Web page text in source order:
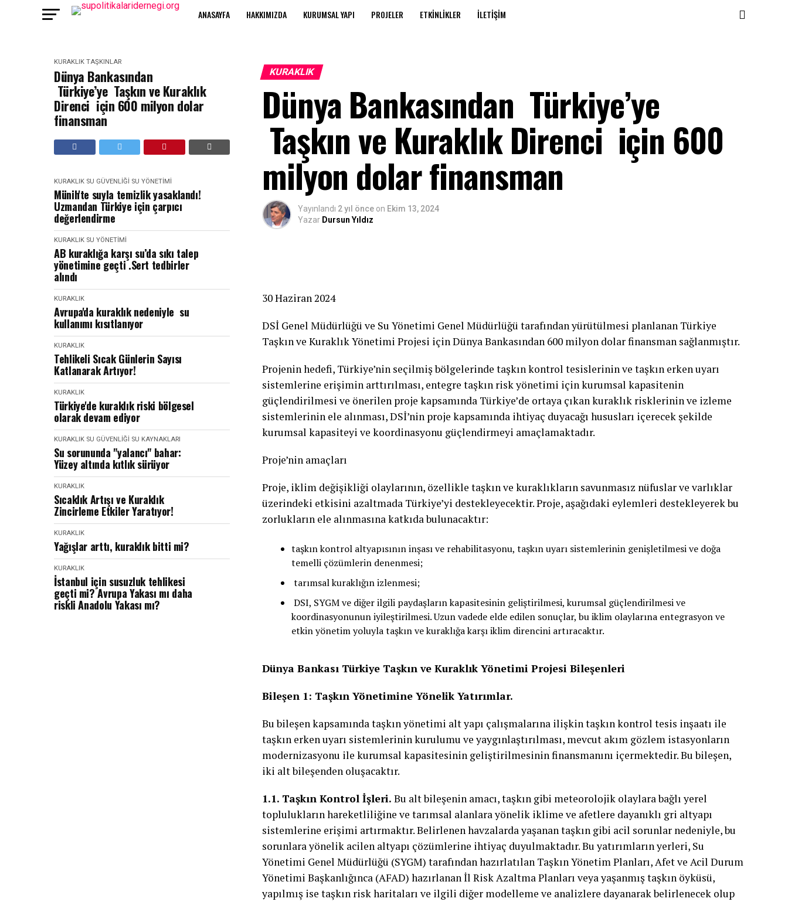
ANASAYFA HAKKIMIZDA KURUMSAL YAPI PROJELER ETKINLIKLER İLETIŞIM
KURAKLIK TAŞKINLAR
Dünya Bankasından
Türkiye’ye Taşkın ve Kuraklık
Direnci için 600 milyon dolar
finansman
KURAKLIK SU GÜVENLIĞI SU YÖNETIMI
Münih'te suyla temizlik yasaklandı!
Uzmandan Türkiye için çarpıcı
değerlendirme
KURAKLIK SU YÖNETIMI
AB kuraklığa karşı su’da sıkı talep
yönetimine geçti .Sert tedbirler
alındı
KURAKLIK
Avrupa'da kuraklık nedeniyle su
kullanımı kısıtlanıyor
KURAKLIK
Tehlikeli Sıcak Günlerin Sayısı
Katlanarak Artıyor!
KURAKLIK
Türkiye'de kuraklık riski bölgesel
olarak devam ediyor
KURAKLIK SU GÜVENLIĞI SU KAYNAKLARI
Su sorununda "yalancı" bahar:
Yüzey altında kıtlık sürüyor
KURAKLIK
Sıcaklık Artışı ve Kuraklık
Zincirleme Etkiler Yaratıyor!
KURAKLIK
Yağışlar arttı, kuraklık bitti mi?
KURAKLIK
İstanbul için susuzluk tehlikesi
geçti mi? Avrupa Yakası mı daha
riskli Anadolu Yakası mı?
KURAKLIK
Dünya Bankasından Türkiye’ye
Taşkın ve Kuraklık Direnci için 600
milyon dolar finansman
Yayınlandı 2 yıl önce on Ekim 13, 2024
Yazar Dursun Yıldız
30 Haziran 2024
DSİ Genel Müdürlüğü ve Su Yönetimi Genel Müdürlüğü tarafından yürütülmesi planlanan Türkiye
Taşkın ve Kuraklık Yönetimi Projesi için Dünya Bankasından 600 milyon dolar finansman sağlanmıştır.
Projenin hedefi, Türkiye’nin seçilmiş bölgelerinde taşkın kontrol tesislerinin ve taşkın erken uyarı
sistemlerine erişimin arttırılması, entegre taşkın risk yönetimi için kurumsal kapasitenin
güçlendirilmesi ve önerilen proje kapsamında Türkiye’de ortaya çıkan kuraklık risklerinin ve izleme
sistemlerinin ele alınması, DSİ’nin proje kapsamında ihtiyaç duyacağı hususları içerecek şekilde
kurumsal kapasiteyi ve koordinasyonu güçlendirmeyi amaçlamaktadır.
Proje’nin amaçları
Proje, iklim değişikliği olaylarının, özellikle taşkın ve kuraklıkların savunmasız nüfuslar ve varlıklar
üzerindeki etkisini azaltmada Türkiye’yi destekleyecektir. Proje, aşağıdaki eylemleri destekleyerek bu
zorlukların ele alınmasına katkıda bulunacaktır:
taşkın kontrol altyapısının inşası ve rehabilitasyonu, taşkın uyarı sistemlerinin genişletilmesi ve doğa
temelli çözümlerin denenmesi;
tarımsal kuraklığın izlenmesi;
DSI, SYGM ve diğer ilgili paydaşların kapasitesinin geliştirilmesi, kurumsal güçlendirilmesi ve
koordinasyonunun iyileştirilmesi. Uzun vadede elde edilen sonuçlar, bu iklim olaylarına entegrasyon ve
etkin yönetim yoluyla taşkın ve kuraklığa karşı iklim direncini artıracaktır.
Dünya Bankası Türkiye Taşkın ve Kuraklık Yönetimi Projesi Bileşenleri
Bileşen 1: Taşkın Yönetimine Yönelik Yatırımlar.
Bu bileşen kapsamında taşkın yönetimi alt yapı çalışmalarına ilişkin taşkın kontrol tesis inşaatı ile
taşkın erken uyarı sistemlerinin kurulumu ve yaygınlaştırılması, mevcut akım gözlem istasyonların
modernizasyonu ile kurumsal kapasitesinin geliştirilmesinin finansmanını içermektedir. Bu bileşen,
iki alt bileşenden oluşacaktır.
1.1. Taşkın Kontrol İşleri. Bu alt bileşenin amacı, taşkın gibi meteorolojik olaylara bağlı yerel
toplulukların hareketliliğine ve tarımsal alanlara yönelik iklime ve afetlere dayanıklı gri altyapı
sistemlerine erişimi artırmaktır. Belirlenen havzalarda yaşanan taşkın gibi acil sorunlar nedeniyle, bu
sorunlara yönelik acilen altyapı çözümlerine ihtiyaç duyulmaktadır. Bu yatırımların yerleri, Su
Yönetimi Genel Müdürlüğü (SYGM) tarafından hazırlatılan Taşkın Yönetim Planları, Afet ve Acil Durum
Yönetimi Başkanlığınca (AFAD) hazırlanan İl Risk Azaltma Planları veya yaşanmış taşkın öyküsü,
yapılmış ise taşkın risk haritaları ve ilgili diğer modelleme ve analizlere dayanarak belirlenecek olup